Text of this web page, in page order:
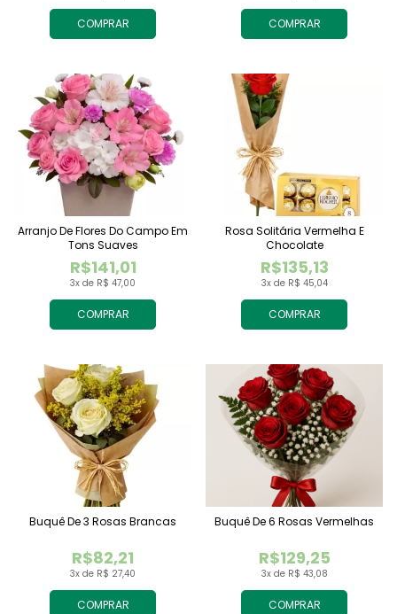
COMPRAR COMPRAR
COMPRAR
3x de R$ 47,00
R$141,01
Arranjo De Flores Do Campo Em
Tons Suaves
COMPRAR
3x de R$ 45,04
R$135,13
Rosa Solitária Vermelha E
Chocolate
COMPRAR
3x de R$ 27,40
R$82,21
Buquê De 3 Rosas Brancas
COMPRAR
3x de R$ 43,08
R$129,25
Buquê De 6 Rosas Vermelhas